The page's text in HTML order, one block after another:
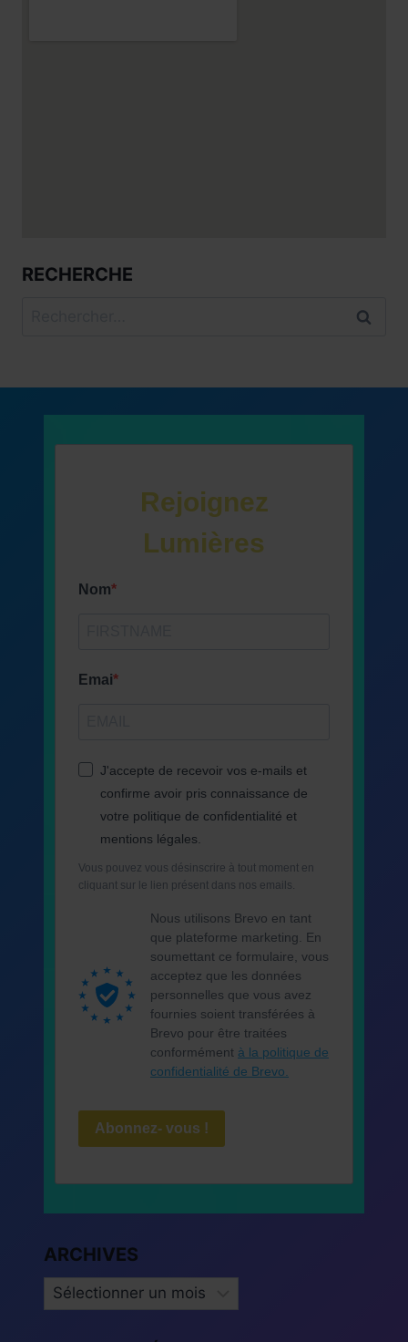
RECHERCHE
Rejoignez
Lumières
Nom
Emai
J'accepte de recevoir vos e-mails et
confirme avoir pris connaissance de
votre politique de confidentialité et
mentions légales.
Vous pouvez vous désinscrire à tout moment en
cliquant sur le lien présent dans nos emails.
Nous utilisons Brevo en tant
que plateforme marketing. En
soumettant ce formulaire, vous
acceptez que les données
personnelles que vous avez
fournies soient transférées à
Brevo pour être traitées
conformément à la politique de
confidentialité de Brevo.
Abonnez- vous !
ARCHIVES
ARCHIVES